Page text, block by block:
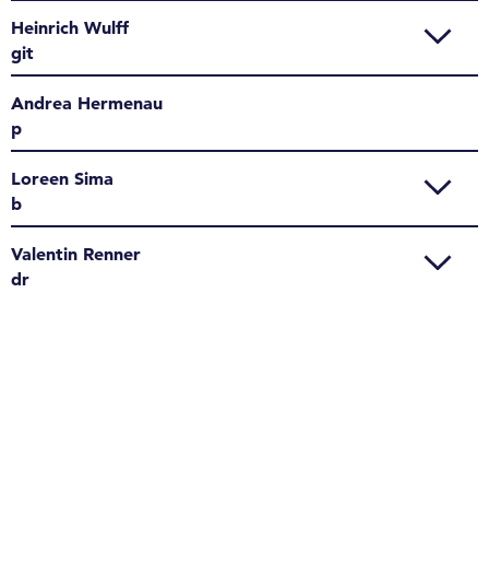
Heinrich Wulff
git
Andrea Hermenau
p
Loreen Sima
b
Valentin Renner
dr